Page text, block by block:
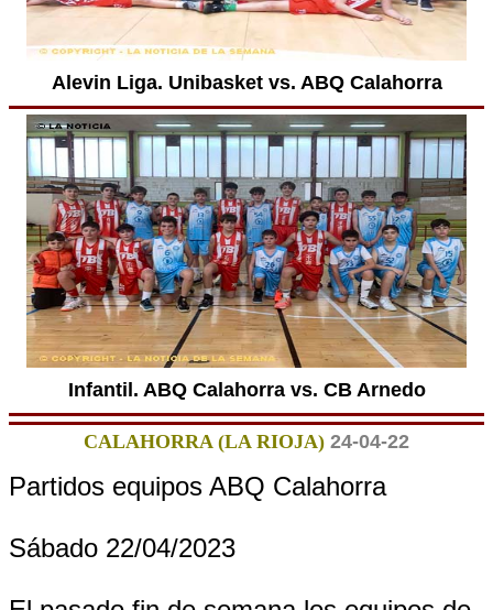
Alevin Liga. Unibasket vs. ABQ Calahorra
Infantil. ABQ Calahorra vs. CB Arnedo
CALAHORRA (LA RIOJA) 24-04-22
Partidos equipos ABQ Calahorra
Sábado 22/04/2023